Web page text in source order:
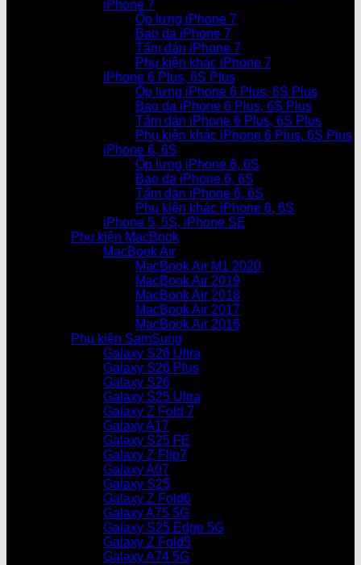
iPhone 7
Ốp lưng iPhone 7
Bao da iPhone 7
Tấm dán iPhone 7
Phụ kiện khác iPhone 7
iPhone 6 Plus, 6S Plus
Ốp lưng iPhone 6 Plus, 6S Plus
Bao da iPhone 6 Plus, 6S Plus
Tấm dán iPhone 6 Plus, 6S Plus
Phụ kiện khác iPhone 6 Plus, 6S Plus
iPhone 6, 6S
Ốp lưng iPhone 6, 6S
Bao da iPhone 6, 6S
Tấm dán iPhone 6, 6S
Phụ kiện khác iPhone 6, 6S
iPhone 5, 5S, iPhone SE
Phụ kiện MacBook
MacBook Air
MacBook Air M1 2020
MacBook Air 2019
MacBook Air 2018
MacBook Air 2017
MacBook Air 2016
Phụ kiện SamSung
Galaxy S26 Ultra
Galaxy S26 Plus
Galaxy S26
Galaxy S25 Ultra
Galaxy Z Fold 7
Galaxy A17
Galaxy S25 FE
Galaxy Z Flip7
Galaxy A07
Galaxy S25
Galaxy Z Fold6
Galaxy A75 5G
Galaxy S25 Edge 5G
Galaxy Z Fold5
Galaxy A74 5G